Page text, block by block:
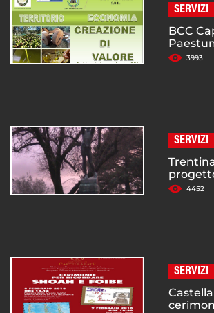
SERVIZI
BCC
3993
SERVIZI
4452
SERVIZI